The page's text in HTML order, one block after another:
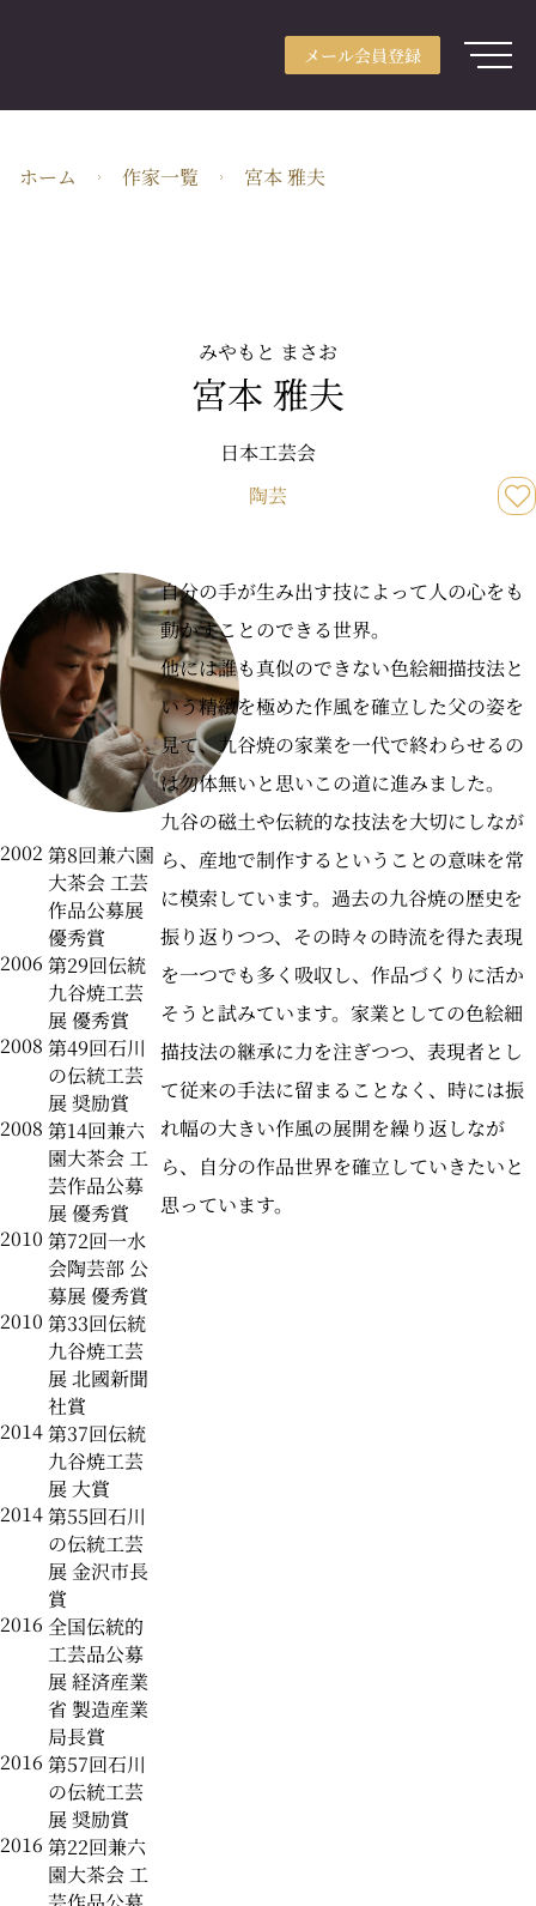
メール会員登録
用途別検索
ARTerraceとは プライバシーポリシー
ホーム 作家一覧 宮本 雅夫
みやもと まさお
宮本 雅夫
日本工芸会
陶芸
2002 第8回兼六園
大茶会 工芸
作品公募展
優秀賞
2006 第29回伝統
九谷焼工芸
展 優秀賞
2008 第49回石川
の伝統工芸
展 奨励賞
2008 第14回兼六
園大茶会 工
芸作品公募
展 優秀賞
2010 第72回一水
会陶芸部 公
募展 優秀賞
2010 第33回伝統
九谷焼工芸
展 北國新聞
社賞
2014第37回伝統
九谷焼工芸
展 大賞
2014第55回石川
の伝統工芸
展 金沢市長
賞
2016 全国伝統的
工芸品公募
展 経済産業
省 製造産業
局長賞
2016 第57回石川
の伝統工芸
展 奨励賞
2016 第22回兼六
園大茶会 工
自分の手が生み出す技によって人の心をも
動かすことのできる世界。
他には誰も真似のできない色絵細描技法と
いう精緻を極めた作風を確立した父の姿を
見て、九谷焼の家業を一代で終わらせるの
は勿体無いと思いこの道に進みました。
九谷の磁土や伝統的な技法を大切にしなが
ら、産地で制作するということの意味を常
に模索しています。過去の九谷焼の歴史を
振り返りつつ、その時々の時流を得た表現
を一つでも多く吸収し、作品づくりに活か
そうと試みています。家業としての色絵細
描技法の継承に力を注ぎつつ、表現者とし
て従来の手法に留まることなく、時には振
れ幅の大きい作風の展開を繰り返しなが
ら、自分の作品世界を確立していきたいと
思っています。